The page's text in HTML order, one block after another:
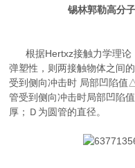
锡林郭勒高分
根据Hertxz接触力学理论
弹塑性，则两接触物体之间
受到侧向冲击时 局部凹陷值
管受到侧向冲击时局部凹陷
厚；Ｄ为圆管的直径。